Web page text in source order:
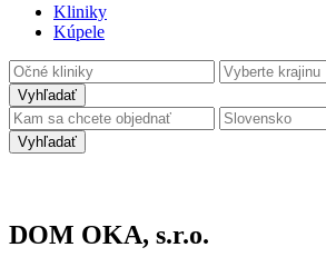
Kliniky
Kúpele
Vyhľadať
Vyhľadať
DOM OKA, s.r.o.